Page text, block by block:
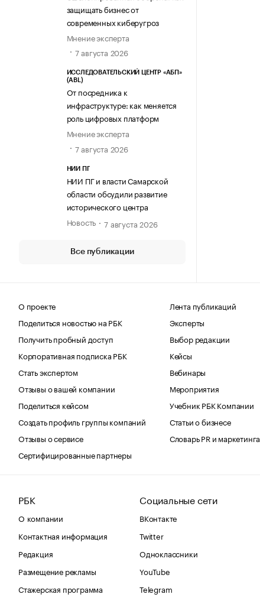
защищать бизнес от
современных киберугроз
Мнение эксперта
7 августа 2026
ИССЛЕДОВАТЕЛЬСКИЙ ЦЕНТР «АБП»
(ABL)
От посредника к
инфраструктуре: как меняется
роль цифровых платформ
Мнение эксперта
7 августа 2026
НИИ ПГ
НИИ ПГ и власти Самарской
области обсудили развитие
исторического центра
Новость
7 августа 2026
Все публикации
О проекте
Поделиться новостью на РБК
Получить пробный доступ
Корпоративная подписка РБК
Стать экспертом
Отзывы о вашей компании
Поделиться кейсом
Создать профиль группы компаний
Отзывы о сервисе
Сертифицированные партнеры
Лента публикаций
Эксперты
Выбор редакции
Кейсы
Вебинары
Мероприятия
Учебник РБК Компании
Статьи о бизнесе
Словарь PR и маркетинга
РБК
О компании
Контактная информация
Редакция
Размещение рекламы
Стажерская программа
Социальные сети
ВКонтакте
Twitter
Одноклассники
YouTube
Telegram